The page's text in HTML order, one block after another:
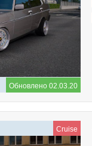
Обновлено 02.03.20
Cruise